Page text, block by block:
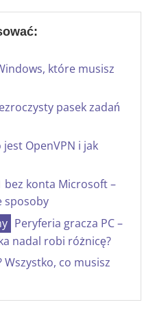
które musisz
pasek zadań
OpenVPN i jak
bez konta Microsoft –
sposoby
Peryferia gracza PC –
nadal robi różnicę?
Wszystko, co musisz